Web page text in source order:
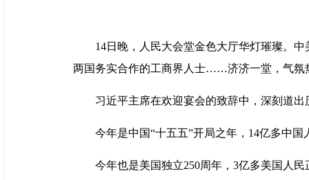
14日晚，人民大会堂金色大厅华灯璀璨。
两国务实合作的工商界人士……济济一堂，气氛
习近平主席在欢迎宴会的致辞中，深刻道
今年是中国“十五五”开局之年，14亿多中
今年也是美国独立250周年，3亿多美国人